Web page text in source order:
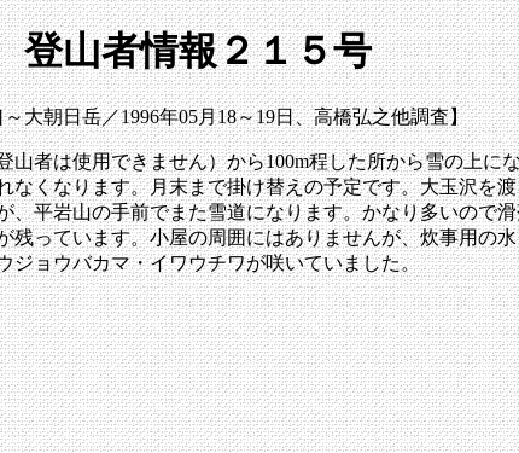
登山者情報２１５号
大朝日岳／1996年05月18～19日、高橋弘之他調査】
者は使用できません）から100m程した所から雪の上に
くなります。月末まで掛け替えの予定です。大玉沢を
平岩山の手前でまた雪道になります。かなり多いので
っています。小屋の周囲にはありませんが、炊事用の
ジョウバカマ・イワウチワが咲いていました。